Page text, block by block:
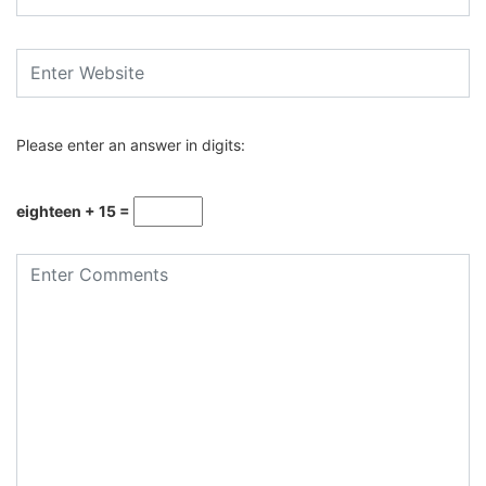
Please enter an answer in digits:
eighteen + 15 =